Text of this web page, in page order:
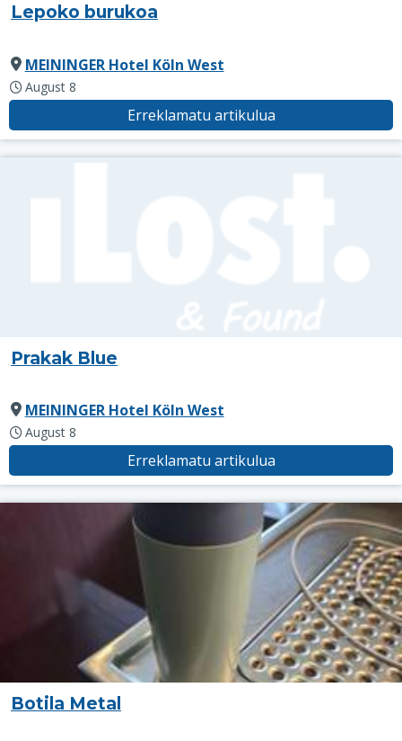
Lepoko burukoa
MEININGER Hotel Köln West
August 8
Erreklamatu artikulua
Prakak Blue
MEININGER Hotel Köln West
August 8
Erreklamatu artikulua
Botila Metal